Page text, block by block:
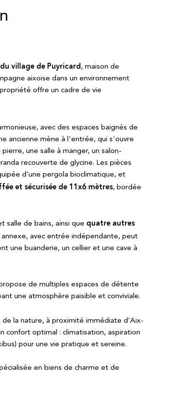
village de Puyricard , maison de
aixoise dans un environnement
offre un cadre de vie
avec des espaces baignés de
ancienne mène à l'entrée, qui s'ouvre
une salle à manger, un salon-
recouverte de glycine. Les pièces
d’une pergola bioclimatique, et
et sécurisée de 11x6 mètres, bordée
salle de bains, ainsi que quatre autres
annexe, avec entrée indépendante, peut
une buanderie, un cellier et une cave à
de multiples espaces de détente
une atmosphère paisible et conviviale.
la nature, à proximité immédiate d’Aix-
confort optimal : climatisation, aspiration
pour une vie pratique et sereine.
en biens de charme et de